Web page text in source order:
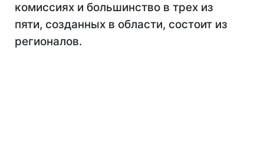
комиссиях и большинство в трех из
пяти, созданных в области, состоит из
регионалов.